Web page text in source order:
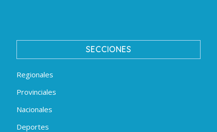
SECCIONES
Regionales
Provinciales
Nacionales
Deportes